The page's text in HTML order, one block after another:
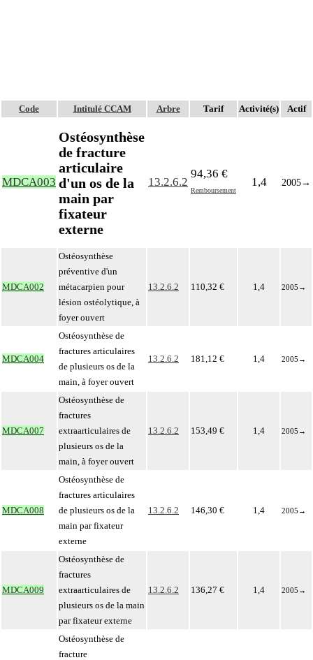
Code Intitulé CCAM Arbre Tarif Activité(s) Actif
MDCA003
Ostéosynthèse
de fracture
articulaire
d'un os de la
main par
fixateur
externe
13.2.6.2
94,36 €
Remboursement
1,4 2005→
MDCA002
Ostéosynthèse
préventive d'un
métacarpien pour
lésion ostéolytique, à
foyer ouvert
13.2.6.2 110,32 € 1,4 2005 →
MDCA004
Ostéosynthèse de
fractures articulaires
de plusieurs os de la
main, à foyer ouvert
13.2.6.2 181,12 € 1,4 2005 →
MDCA007
Ostéosynthèse de
fractures
extraarticulaires de
plusieurs os de la
main, à foyer ouvert
13.2.6.2 153,49 € 1,4 2005 →
MDCA008
Ostéosynthèse de
fractures articulaires
de plusieurs os de la
main par fixateur
externe
13.2.6.2 146,30 € 1,4 2005 →
MDCA009
Ostéosynthèse de
fractures
extraarticulaires de
plusieurs os de la main
par fixateur externe
13.2.6.2 136,27 € 1,4 2005 →
Ostéosynthèse de
fracture